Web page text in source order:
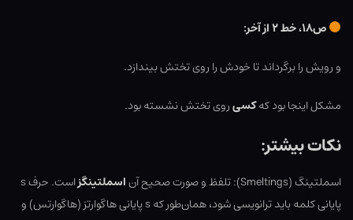
ص۱۸، خط ۲ از آخر:
و رویش را برگرداند تا خودش را روی تختش بیندازد.
مشکل اینجا بود کهکسیروی تختش نشسته بود.
نکات بیشتر:
اسملتینگ (Smeltings): تلفظ و صورت صحیح آن اسملتینگز
است. حرف s
پایانی کلمه باید ترانویسی شود، همان‌طور که s پایانی هاگوارتز (هاگوارتس) و